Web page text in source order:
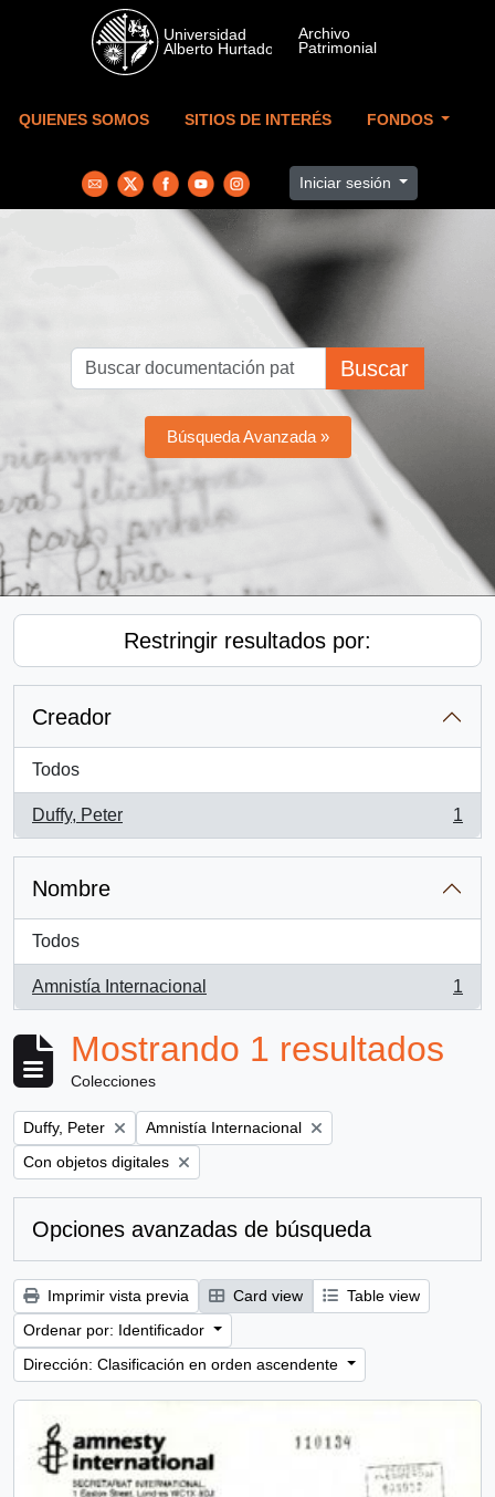
Skip to main content
QUIENES SOMOS SITIOS DE INTERÉS FONDOS
Iniciar sesión
Buscar
Búsqueda Avanzada »
Restringir resultados por:
Creador
Todos
Duffy, Peter
, 1 resultados
1
Nombre
Todos
Amnistía Internacional
, 1 resultados
1
Mostrando 1 resultados
Colecciones
Remove filter:
Duffy, Peter Remove filter:
Amnistía Internacional
Remove filter:
Con objetos digitales
Opciones avanzadas de búsqueda
Imprimir vista previa Card view
Table view
Ordenar por: Identificador
Dirección: Clasificación en orden ascendente